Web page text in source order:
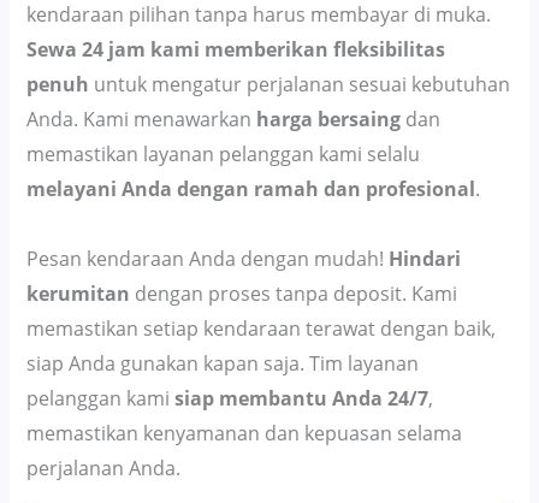
kendaraan pilihan tanpa harus membayar di muka.
Sewa 24 jam kami memberikan fleksibilitas
penuh untuk mengatur perjalanan sesuai kebutuhan
Anda. Kami menawarkan harga bersaing dan
memastikan layanan pelanggan kami selalu
melayani Anda dengan ramah dan profesional.
Pesan kendaraan Anda dengan mudah! Hindari
kerumitan dengan proses tanpa deposit. Kami
memastikan setiap kendaraan terawat dengan baik,
siap Anda gunakan kapan saja. Tim layanan
pelanggan kamisiap membantu Anda 24/7,
memastikan kenyamanan dan kepuasan selama
perjalanan Anda.